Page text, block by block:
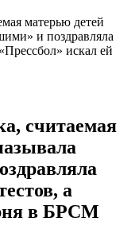
матерью детей
и поздравляла
искал ей
считаемая
а
в БРСМ